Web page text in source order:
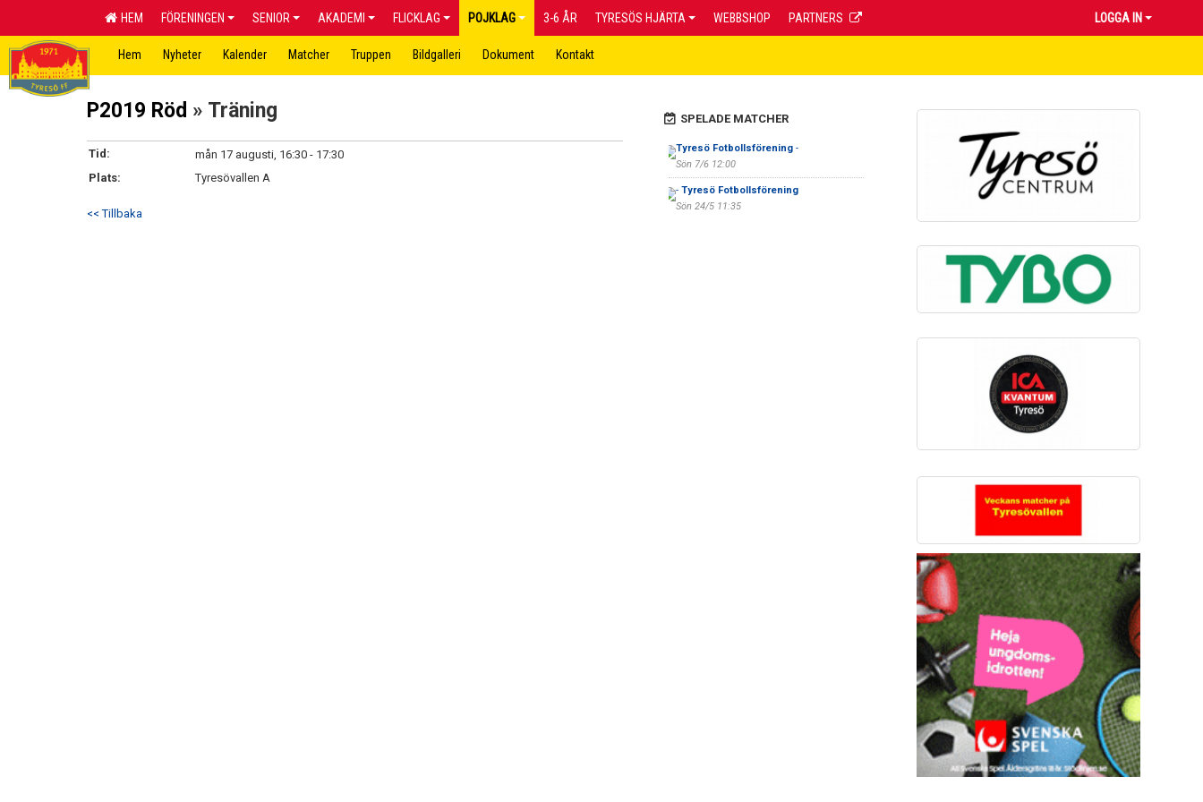
HEM FÖRENINGEN SENIOR AKADEMI FLICKLAG POJKLAG 3-6 ÅR TYRESÖS HJÄRTA WEBBSHOP PARTNERS LOGGA IN
Hem Nyheter Kalender Matcher Truppen Bildgalleri Dokument Kontakt
P2019 Röd » Träning
Tid:
mån 17 augusti, 16:30 - 17:30
Plats:
Tyresövallen A
<< Tillbaka
SPELADE MATCHER
Tyresö Fotbollsförening-
Sön 7/6 12:00
- Tyresö Fotbollsförening
Sön 24/5 11:35